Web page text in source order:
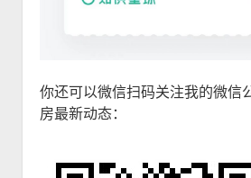
你还可以微信扫码关注我的微信
房最新动态：